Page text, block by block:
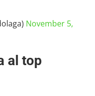
November 5,
al top